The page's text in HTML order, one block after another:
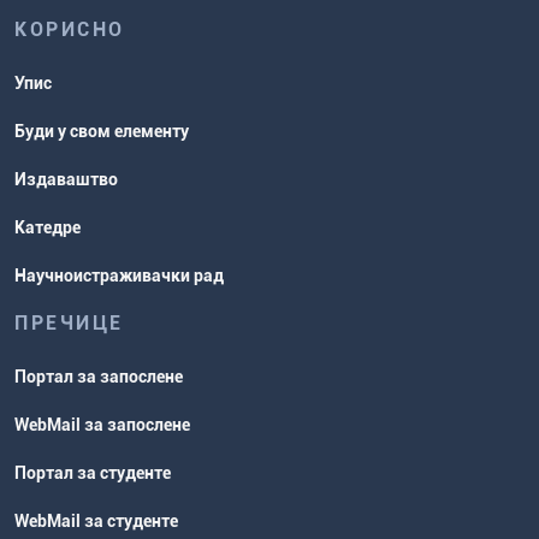
КОРИСНО
Упис
Буди у свом елементу
Издаваштво
Катедре
Научноистраживачки рад
ПРЕЧИЦЕ
Портал за запослене
WebMail за запослене
Портал за студенте
WebMail за студенте